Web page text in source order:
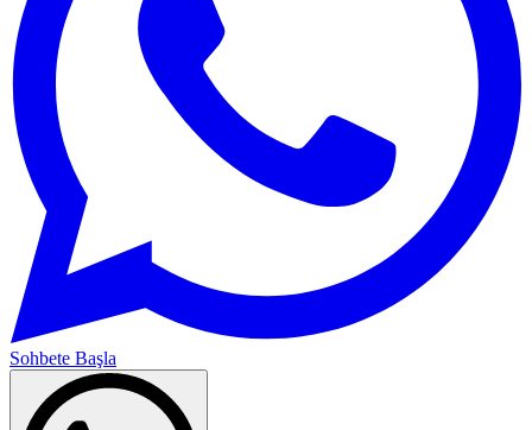
Sohbete Başla